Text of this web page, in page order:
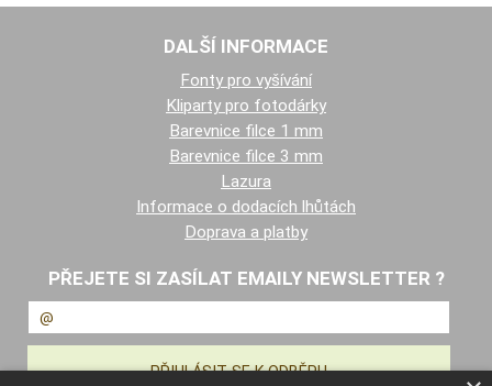
DALŠÍ INFORMACE
Fonty pro vyšívání
Kliparty pro fotodárky
Barevnice filce 1 mm
Barevnice filce 3 mm
Lazura
Informace o dodacích lhůtách
Doprava a platby
PŘEJETE SI ZASÍLAT EMAILY NEWSLETTER ?